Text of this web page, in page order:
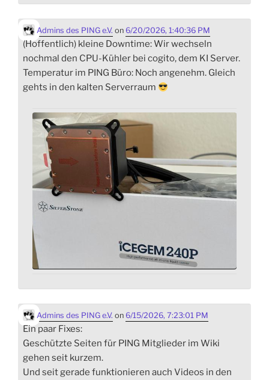
Admins des PING e.V. on 6/20/2026, 1:40:36 PM
(Hoffentlich) kleine Downtime: Wir wechseln
nochmal den CPU-Kühler bei cogito, dem KI Server.
Temperatur im PING Büro: Noch angenehm. Gleich
gehts in den kalten Serverraum
Admins des PING e.V. on 6/15/2026, 7:23:01 PM
Ein paar Fixes:
Geschützte Seiten für PING Mitglieder im Wiki
gehen seit kurzem.
Und seit gerade funktionieren auch Videos in den